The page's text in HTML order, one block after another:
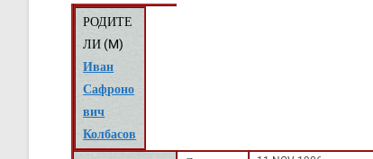
РОДИТЕ
ЛИ (M)
Иван
Сафроно
вич
Колбасов